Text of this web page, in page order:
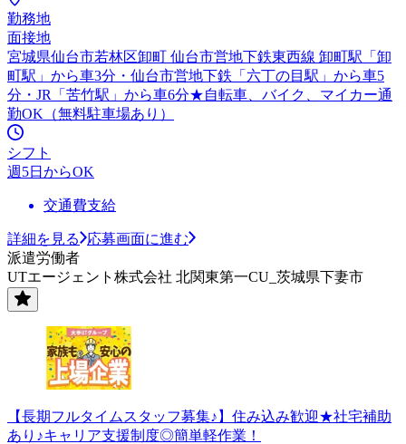
勤務地
面接地
宮城県仙台市若林区卸町 仙台市営地下鉄東西線 卸町駅「卸
町駅」から車3分・仙台市営地下鉄「六丁の目駅」から車5
分・JR「苦竹駅」から車6分★自転車、バイク、マイカー通
勤OK（無料駐車場あり）
シフト
週5日からOK
交通費支給
詳細を見る
応募画面に進む
派遣労働者
UTエージェント株式会社 北関東第一CU_茨城県下妻市
【長期フルタイムスタッフ募集♪】住み込み歓迎★社宅補助
あり♪キャリア支援制度◎簡単軽作業！